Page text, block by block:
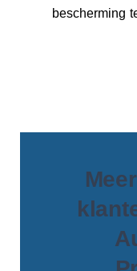
bescherming